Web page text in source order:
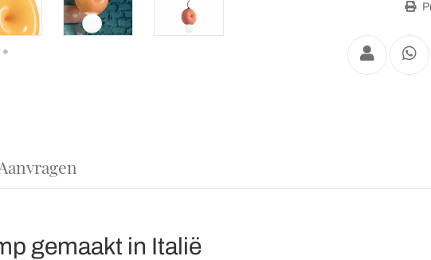
gemaakt in Italië